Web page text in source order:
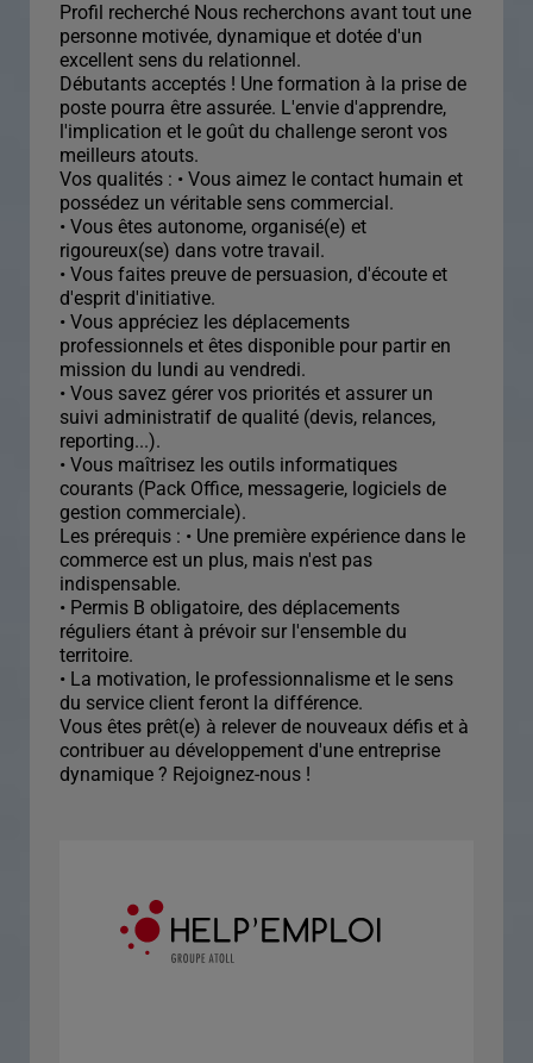
Profil recherché Nous recherchons avant tout une
personne motivée, dynamique et dotée d'un
excellent sens du relationnel.
Débutants acceptés ! Une formation à la prise de
poste pourra être assurée. L'envie d'apprendre,
l'implication et le goût du challenge seront vos
meilleurs atouts.
Vos qualités : • Vous aimez le contact humain et
possédez un véritable sens commercial.
• Vous êtes autonome, organisé(e) et
rigoureux(se) dans votre travail.
• Vous faites preuve de persuasion, d'écoute et
d'esprit d'initiative.
• Vous appréciez les déplacements
professionnels et êtes disponible pour partir en
mission du lundi au vendredi.
• Vous savez gérer vos priorités et assurer un
suivi administratif de qualité (devis, relances,
reporting...).
• Vous maîtrisez les outils informatiques
courants (Pack Office, messagerie, logiciels de
gestion commerciale).
Les prérequis : • Une première expérience dans le
commerce est un plus, mais n'est pas
indispensable.
• Permis B obligatoire, des déplacements
réguliers étant à prévoir sur l'ensemble du
territoire.
• La motivation, le professionnalisme et le sens
du service client feront la différence.
Vous êtes prêt(e) à relever de nouveaux défis et à
contribuer au développement d'une entreprise
dynamique ? Rejoignez-nous !